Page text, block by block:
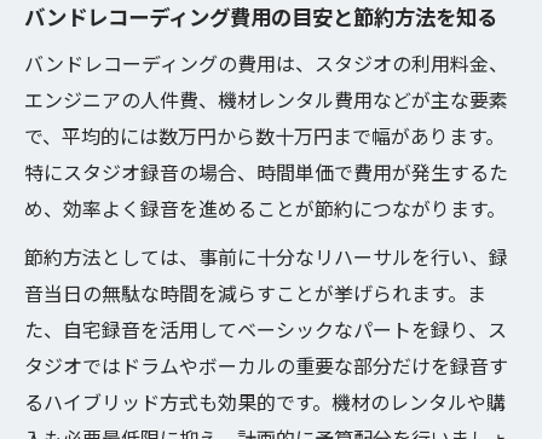
バンドレコーディングで失敗しない録音ル
ール
バンドレコーディング自分で行う編集とミ
キシング
コツを押さえたバンドレコーディング実践
例まとめ
予算内で音質アップを目指す録音環境の工夫
バンドレコーディングを予算内で実現する
工夫
音質アップのためのバンドレコーディング
環境整備
バンドレコーディング費用の目安と節約方法を知る
バンドレコーディングの費用は、スタジオの利用料金、
エンジニアの人件費、機材レンタル費用などが主な要素
で、平均的には数万円から数十万円まで幅があります。
特にスタジオ録音の場合、時間単価で費用が発生するた
め、効率よく録音を進めることが節約につながります。
節約方法としては、事前に十分なリハーサルを行い、録
音当日の無駄な時間を減らすことが挙げられます。ま
た、自宅録音を活用してベーシックなパートを録り、ス
タジオではドラムやボーカルの重要な部分だけを録音す
るハイブリッド方式も効果的です。機材のレンタルや購